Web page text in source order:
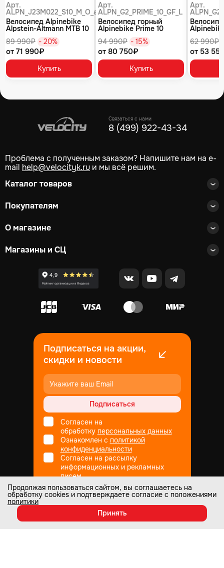
Арт.
ALPN_J23M022_S10_M_O_air
Велосипед Alpinebike
Alpstein-Altmann MTB 10
89 990₽ - 20%
от 71 990₽
Купить
Арт.
ALPN_G2_PRIME_10_GF_L
Велосипед горный
Alpinebike Prime 10
94 990₽ - 15%
от 80 750₽
Купить
Арт.
62 990₽
от 53
Связаться с нами
8 (499) 922-43-34
Проблема с полученным заказом? Напишите нам на e-
mail help@velocityk.ru и мы всё решим.
Каталог товаров
Покупателям
О магазине
Магазины и СЦ
Подписаться на акции,
скидки и новости
Подписаться
Согласен на
обработку персональных данных
Ознакомлен с политикой
конфиденциальности
Согласен на рассылку
информационных и рекламных
писем
Не является публичной офертой
© Все права защищены
Продолжая пользоваться сайтом, вы соглашаетесь на
обработку cookies и подтверждаете согласие с положениями
политики
Принять